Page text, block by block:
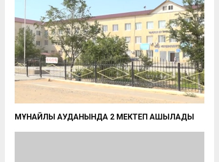
МҰНАЙЛЫ АУДАНЫНДА 2 МЕКТЕП АШЫЛАДЫ